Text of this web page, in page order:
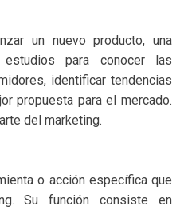
un nuevo producto, una
para conocer las
identificar tendencias
propuesta para el mercado.
del marketing.
o acción específica que
Su función consiste en